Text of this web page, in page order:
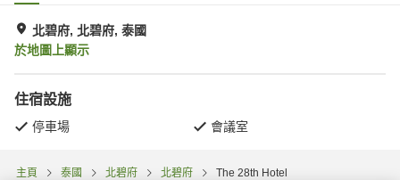
北碧府, 北碧府, 泰國
於地圖上顯示
住宿設施
停車場 會議室
主頁 泰國 北碧府 北碧府 The 28th Hotel